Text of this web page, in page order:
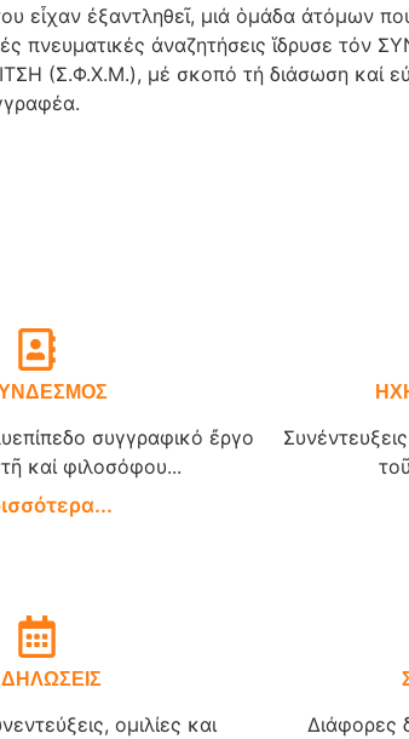
εἶχαν ἐξαντληθεῖ, μιά ὁμάδα ἀτόμων
πνευματικές ἀναζητήσεις ἵδρυσε
(Σ.Φ.Χ.Μ.), μέ σκοπό τή διάσωση καί
συγγραφικό ἔργο
καί φιλοσόφου...
ομιλίες και
Διάφορες